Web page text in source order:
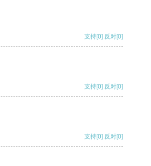
支持[0] 反对[0]
支持[0] 反对[0]
支持[0] 反对[0]